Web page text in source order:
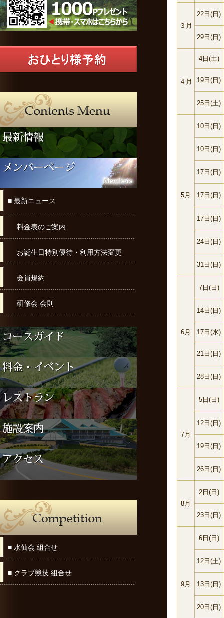
■ 最新ニュース
料金表のご案内
お誕生日特別優待・利用方法変更
会員規約
研修会 会則
■ 水仙会 組合せ
■ クラブ競技 組合せ
３月
22日(日)
29日(日)
４月
4日(土)
19日(日)
25日(土)
5月
10日(日)
10日(日)
17日(日)
17日(日)
17日(日)
24日(日)
31日(日)
6月
7日(日)
14日(日)
17日(水)
21日(日)
28日(日)
7月
5日(日)
12日(日)
19日(日)
26日(日)
8月
2日(日)
23日(日)
9月
6日(日)
12日(土)
13日(日)
20日(日)